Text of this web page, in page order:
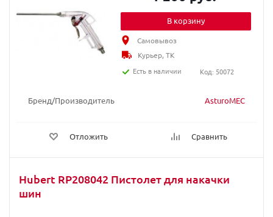
Бренд/Производитель AsturoMEC
Отложить Сравнить
В корзину
Самовывоз
Курьер, ТК
Есть в наличии
Код: 50072
Hubert RP208042 Пистолет для накачки
шин